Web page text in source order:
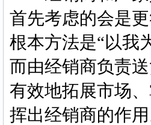
首先考虑的会是
根本方法是“以我
而由经销商负责
有效地拓展市场
挥出经销商的作用